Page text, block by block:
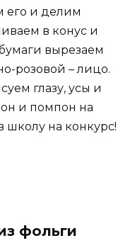
его и делим
в конус и
вырезаем
розовой – лицо.
глазу, усы и
и помпон на
школу на конкурс!
фольги